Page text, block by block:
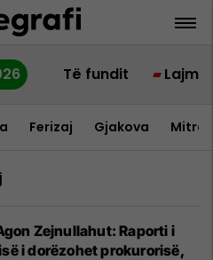
Të fundit Lajme
Ferizaj Gjakova
Zejnullahut: Raporti i
i dorëzohet prokurorisë,